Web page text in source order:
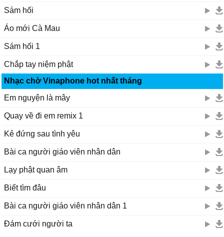
Sám hối
Áo mới Cà Mau
Sám hối 1
Chắp tay niệm phật
Nhạc chờ Vinaphone hot nhất tháng
Em nguyện là mây
Quay về đi em remix 1
Kẻ đứng sau tình yêu
Bài ca người giáo viên nhân dân
Lạy phật quan âm
Biết tìm đâu
Bài ca người giáo viên nhân dân 1
Đám cưới người ta